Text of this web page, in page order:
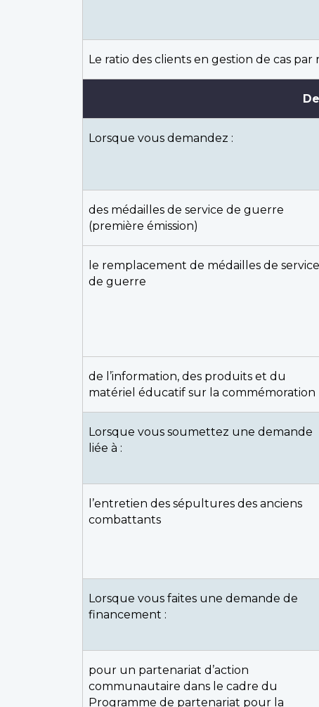
Le ratio des clients en gestion de cas par
Lorsque vous demandez :
des médailles de service de guerre
(première émission)
le remplacement de médailles de service
de guerre
de l’information, des produits et du
matériel éducatif sur la commémoration
Lorsque vous soumettez une demande
liée à :
l’entretien des sépultures des anciens
combattants
Lorsque vous faites une demande de
financement :
pour un partenariat d’action
communautaire dans le cadre du
Programme de partenariat pour la